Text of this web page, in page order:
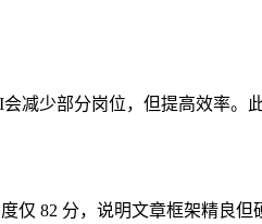
减少部分岗位，但提高效率。
仅 82 分，说明文章框架精良但